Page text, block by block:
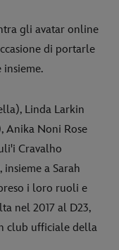
gli avatar online
di portarle
Linda Larkin
Anika Noni Rose
Cravalho
a Sarah
i loro ruoli e
nel 2017 al D23,
club ufficiale della